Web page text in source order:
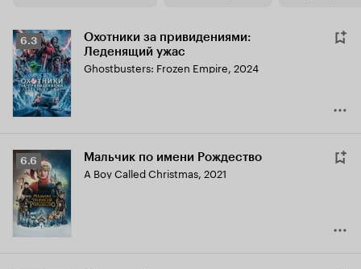
Рейтинг
Кинопоиска
6.3
6.3
Охотники за привидениями:
Леденящий ужас
Ghostbusters: Frozen Empire, 2024
Рейтинг
Кинопоиска
6.6
6.6 Мальчик по имени Рождество
A Boy Called Christmas, 2021